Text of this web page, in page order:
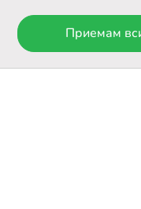
на сайта Приемам